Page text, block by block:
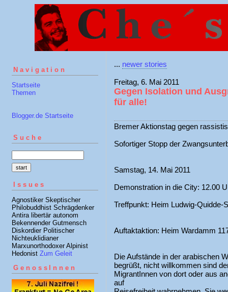
Navigation
Startseite
Themen
Blogger.de Startseite
Suche
Issues
Agnostiker Skeptischer
Philobuddhist Schrägdenker
Antira libertär autonom
Bekennender Gutmensch
Diskordier Politischer
Nichteuklidianer
Marxunorthodoxer Alpinist
Hedonist Zum Geleit
GenossInnen
... newer stories
Freitag, 6. Mai 2011
Gegen Isolation und
für alle!
Bremer Aktionstag gegen
Sofortiger Stopp der
Samstag, 14. Mai 2011
Demonstration in die City: 12.00
Treffpunkt: Heim Ludwig-Quidde-
Auftaktaktion: Heim Wardamm
Die Aufstände in der arabischen
begrüßt, nicht willkommen sind
MigrantInnen von dort oder aus
auf